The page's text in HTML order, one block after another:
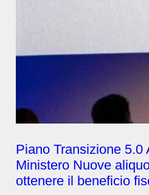
Piano Transizione 5.0
Ministero Nuove
ottenere il beneficio